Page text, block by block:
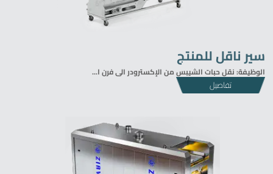
سير ناقل للمنتج
الوظيفة: نقل حبات الشيبس من الإكسترودر الى فرن ا...
تفاصيل